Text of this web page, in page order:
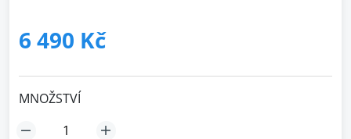
6 490 Kč
MNOŽSTVÍ